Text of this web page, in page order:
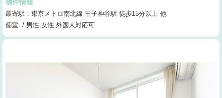
物件情報
最寄駅：東京メトロ南北線 王子神谷駅 徒歩15分以上 他
個室 / 男性,女性,外国人対応可